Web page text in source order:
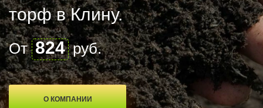
торф в Клину.
От 824 руб.
О КОМПАНИИ